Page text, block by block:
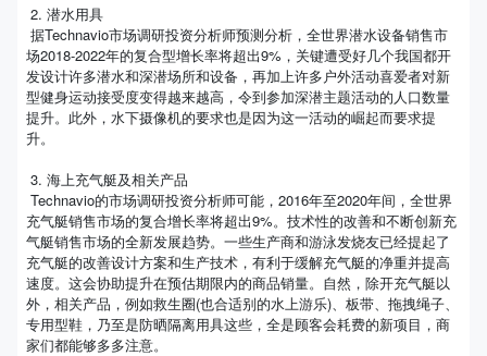
2. 潜水用具
据Technavio市场调研投资分析师预测分析，全世界潜水设备销售市
场2018-2022年的复合型增长率将超出9%，关键遭受好几个我国都开
发设计许多潜水和深潜场所和设备，再加上许多户外活动喜爱者对新
型健身运动接受度变得越来越高，令到参加深潜主题活动的人口数量
提升。此外，水下摄像机的要求也是因为这一活动的崛起而要求提
升。
3. 海上充气艇及相关产品
Technavio的市场调研投资分析师可能，2016年至2020年间，全世界
充气艇销售市场的复合增长率将超出9%。技术性的改善和不断创新充
气艇销售市场的全新发展趋势。一些生产商和游泳发烧友已经提起了
充气艇的改善设计方案和生产技术，有利于缓解充气艇的净重并提高
速度。这会协助提升在预估期限内的商品销量。自然，除开充气艇以
外，相关产品，例如救生圈(也合适别的水上游乐)、板带、拖拽绳子、
专用型鞋，乃至是防晒隔离用具这些，全是顾客会耗费的新项目，商
家们都能够多多注意。